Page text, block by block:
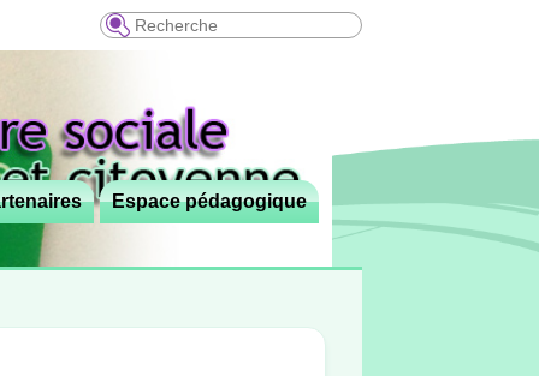
Recherche
Espace pédagogique